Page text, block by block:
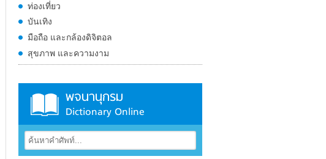
ท่องเที่ยว
บันเทิง
มือถือ และกล้องดิจิตอล
สุขภาพ และความงาม
พจนานุกรม
Dictionary Online